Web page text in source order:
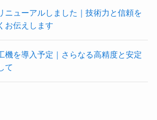
ニューアルしました｜技術力と信頼を
お伝えします
機を導入予定｜さらなる高精度と安定
て